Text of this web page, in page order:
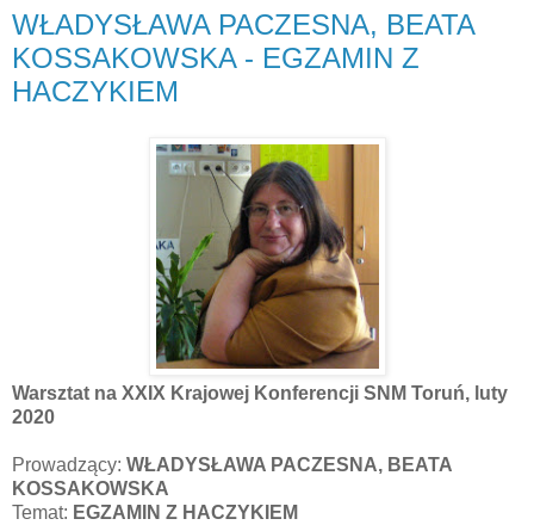
WŁADYSŁAWA PACZESNA, BEATA
KOSSAKOWSKA - EGZAMIN Z
HACZYKIEM
Warsztat na XXIX Krajowej Konferencji SNM Toruń, luty
2020
Prowadzący: WŁADYSŁAWA PACZESNA, BEATA
KOSSAKOWSKA
Temat: EGZAMIN Z HACZYKIEM